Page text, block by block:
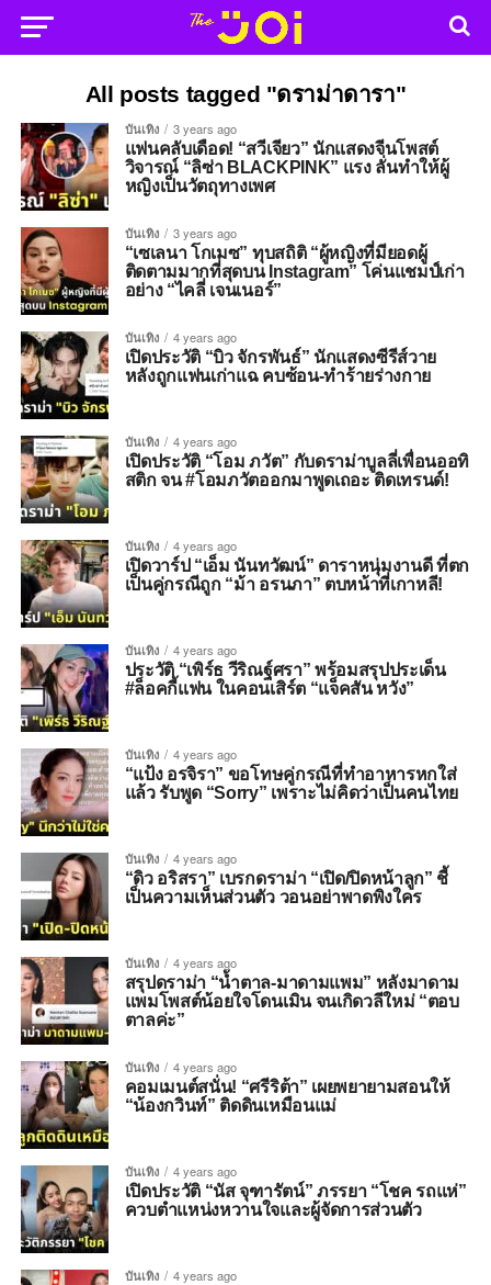
All posts tagged "ดราม่าดารา"
บันเทิง 3 years ago
แฟนคลับเดือด! “สวีเจียว” นักแสดงจีนโพสต์
วิจารณ์ “ลิซ่า BLACKPINK” แรง ลั่นทำให้ผู้
หญิงเป็นวัตถุทางเพศ
บันเทิง 3 years ago
“เซเลนา โกเมซ” ทุบสถิติ “ผู้หญิงที่มียอดผู้
ติดตามมากที่สุดบน Instagram” โค่นแชมป์เก่า
อย่าง “ไคลี่ เจนเนอร์”
บันเทิง 4 years ago
เปิดประวัติ “บิว จักรพันธ์” นักแสดงซีรีส์วาย
หลังถูกแฟนเก่าแฉ คบซ้อน-ทำร้ายร่างกาย
บันเทิง 4 years ago
เปิดประวัติ “โอม ภวัต” กับดราม่าบูลลี่เพื่อนออทิ
สติก จน #โอมภวัตออกมาพูดเถอะ ติดเทรนด์!
บันเทิง 4 years ago
เปิดวาร์ป “เอ็ม นันทวัฒน์” ดาราหนุ่มงานดี ที่ตก
เป็นคู่กรณีถูก “ม้า อรนภา” ตบหน้าที่เกาหลี!
บันเทิง 4 years ago
ประวัติ “เพิร์ธ วีริณฐ์ศรา” พร้อมสรุปประเด็น
#ล็อคกี้แฟน ในคอนเสิร์ต “แจ็คสัน หวัง”
บันเทิง 4 years ago
“แป้ง อรจิรา” ขอโทษคู่กรณีที่ทำอาหารหกใส่
แล้ว รับพูด “Sorry” เพราะไม่คิดว่าเป็นคนไทย
บันเทิง 4 years ago
“ดิว อริสรา” เบรกดราม่า “เปิด/ปิดหน้าลูก” ชี้
เป็นความเห็นส่วนตัว วอนอย่าพาดพิงใคร
บันเทิง 4 years ago
สรุปดราม่า “น้ำตาล-มาดามแพม” หลังมาดาม
แพมโพสต์น้อยใจโดนเมิน จนเกิดวลีใหม่ “ตอบ
ตาลค่ะ”
บันเทิง 4 years ago
คอมเมนต์สนั่น! “ศรีริต้า” เผยพยายามสอนให้
“น้องกวินท์” ติดดินเหมือนแม่
บันเทิง 4 years ago
เปิดประวัติ “นัส จุฑารัตน์” ภรรยา “โชค รถแห่”
ควบตำแหน่งหวานใจและผู้จัดการส่วนตัว
บันเทิง 4 years ago